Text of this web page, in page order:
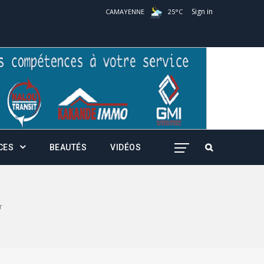
CAMAYENNE 25°C Sign in
BEAUTÉS VIDÉOS